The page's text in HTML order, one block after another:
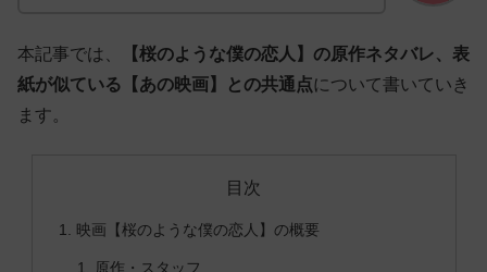
本記事では、
【桜のような僕の恋人】の原作ネタバレ、表
紙が似ている【あの映画】との共通点について書いていき
ます。
目次
映画【桜のような僕の恋人】の概要
原作・スタッフ